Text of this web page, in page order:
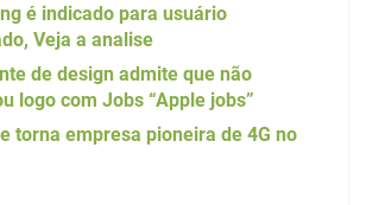
é indicado para usuário
Veja a analise
de design admite que não
logo com Jobs “Apple jobs”
torna empresa pioneira de 4G no